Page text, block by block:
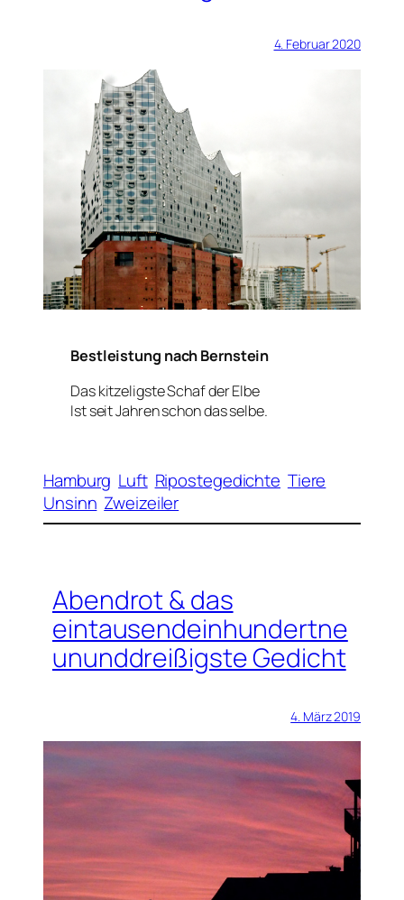
4. Februar 2020
Bestleistung nach Bernstein
Das kitzeligste Schaf der Elbe
Ist seit Jahren schon das selbe.
Hamburg Luft Ripostegedichte Tiere
Unsinn Zweizeiler
Abendrot & das
eintausendeinhundertne
ununddreißigste Gedicht
4. März 2019